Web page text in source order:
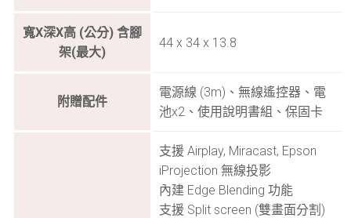
寬X深X高 (公分) 含腳
架(最大)
44 x 34 x 13.8
附贈配件
電源線 (3m)、無線遙控器、電
池x2、使用說明書組、保固卡
支援 Airplay, Miracast, Epson
iProjection 無線投影
內建 Edge Blending 功能
支援 Split screen (雙畫面分割)